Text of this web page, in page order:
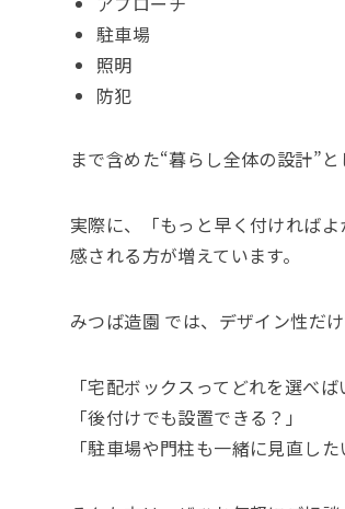
駐車場
照明
防犯
まで含めた“暮らし全体の設計”と
実際に、「もっと早く付ければ
感される方が増えています。
みつば造園 では、デザイン性だ
「宅配ボックスってどれを選べば
「後付けでも設置できる？」
「駐車場や門柱も一緒に見直した